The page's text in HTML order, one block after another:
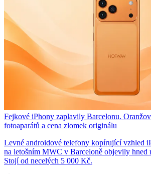
Fejkové iPhony zaplavily Barcelonu.
fotoaparátů a cena zlomek originálu
Levné androidové telefony kopírující vzhled
na letošním MWC v Barceloně objevily hned
Stojí od necelých 5 000 Kč.